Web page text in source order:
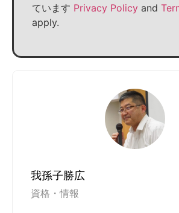
ています Privacy Policy and
apply.
我孫子勝広
資格・情報